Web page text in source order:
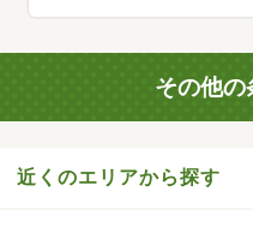
その他
近くのエリアから探す